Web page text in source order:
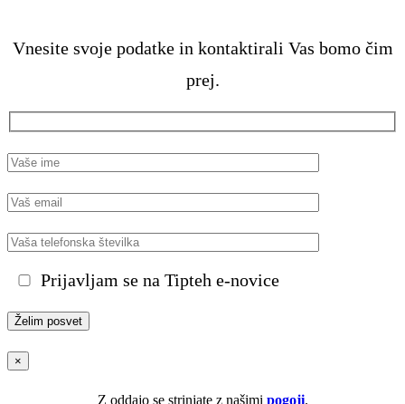
Vnesite svoje podatke in kontaktirali Vas bomo čim
prej.
Prijavljam se na Tipteh e-novice
×
Z oddajo se strinjate z našimi pogoji.